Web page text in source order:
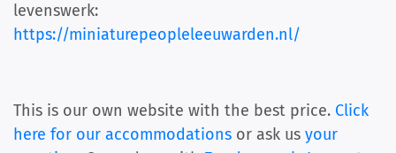
levenswerk:
https://miniaturepeopleleeuwarden.nl/
This is our own website with the best price. Click
here for our accommodations or ask us your